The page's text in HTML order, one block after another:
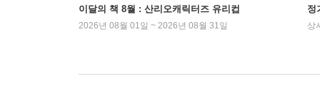
이달의 책 8월 : 산리오캐릭터즈 유리컵
2026년 08월 01일 ~ 2026년 08월 31일
정
상